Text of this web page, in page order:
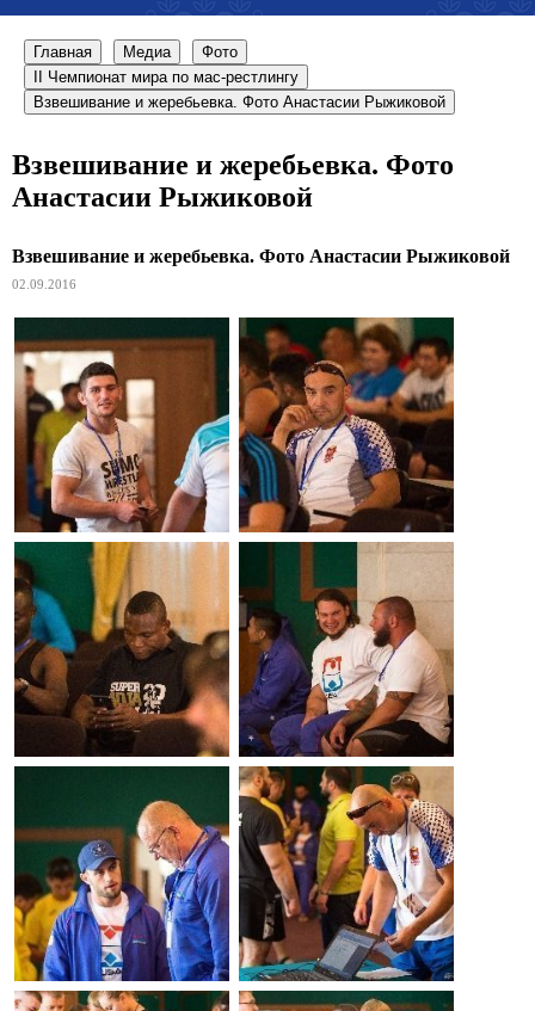
Главная Медиа
Фото
II Чемпионат мира по мас-рестлингу
Взвешивание и жеребьевка. Фото Анастасии Рыжиковой
Взвешивание и жеребьевка. Фото
Анастасии Рыжиковой
Взвешивание и жеребьевка. Фото Анастасии Рыжиковой
02.09.2016